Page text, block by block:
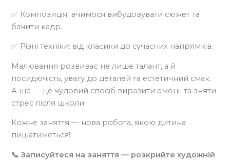
✅ Композиція: вчимося вибудовувати сюжет та
бачити кадр.
✅ Різні техніки: від класики до сучасних напрямків.
Малювання розвиває не лише талант, а й
посидючість, увагу до деталей та естетичний смак.
А ще — це чудовий спосіб виразити емоції та зняти
стрес після школи.
Кожне заняття — нова робота, якою дитина
пишатиметься!
📞 Записуйтеся на заняття — розкрийте художній